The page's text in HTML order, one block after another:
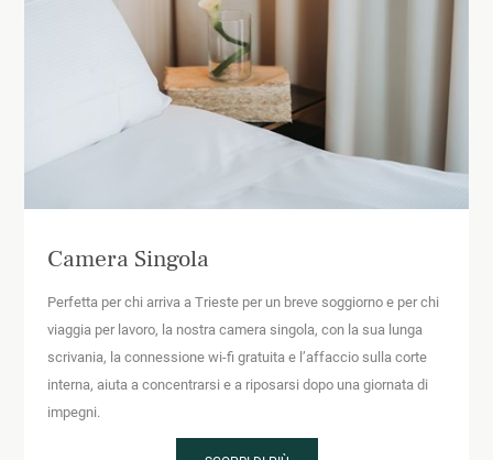
Camera Singola
Perfetta per chi arriva a Trieste per un breve soggiorno e per chi
viaggia per lavoro, la nostra camera singola, con la sua lunga
scrivania, la connessione wi-fi gratuita e l’affaccio sulla corte
interna, aiuta a concentrarsi e a riposarsi dopo una giornata di
impegni.